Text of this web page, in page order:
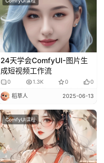
24天学会ComfyUI-图片生
成短视频工作流
0 1.3K 0 0
稻草人 2025-06-13
ComfyUI课程